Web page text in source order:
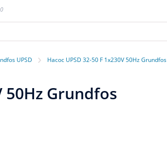
UPSD › Насос UPSD 32-50 F 1x230V 50Hz Grundfos
50Hz Grundfos